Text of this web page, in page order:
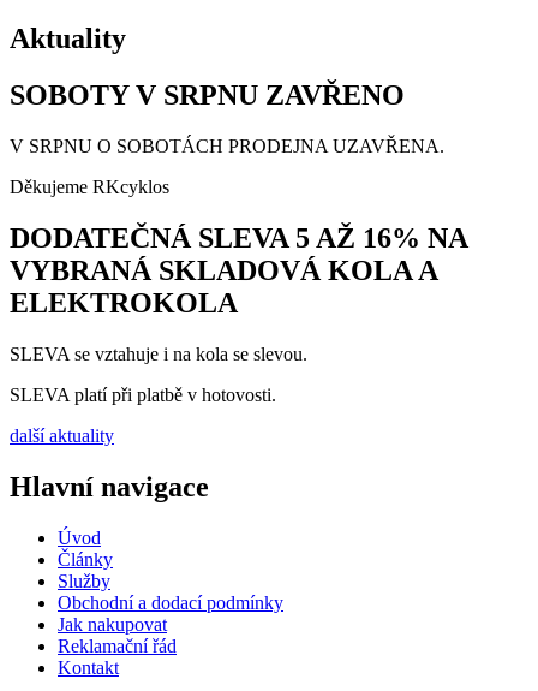
Aktuality
SOBOTY V SRPNU ZAVŘENO
V SRPNU O SOBOTÁCH PRODEJNA UZAVŘENA.
Děkujeme RKcyklos
DODATEČNÁ SLEVA 5 AŽ 16% NA
VYBRANÁ SKLADOVÁ KOLA A
ELEKTROKOLA
SLEVA se vztahuje i na kola se slevou.
SLEVA platí při platbě v hotovosti.
další aktuality
Hlavní navigace
Úvod
Články
Služby
Obchodní a dodací podmínky
Jak nakupovat
Reklamační řád
Kontakt